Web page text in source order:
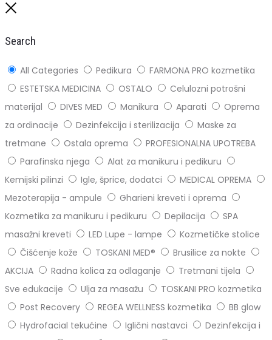
Search
All Categories Pedikura
FARMONA PRO kozmetika
ESTETSKA MEDICINA
OSTALO
Celulozni potrošni
materijal
DIVES MED Manikura Aparati
Oprema
za ordinacije
Dezinfekcija i sterilizacija
Maske za
tretmane
Ostala oprema
PROFESIONALNA UPOTREBA
Parafinska njega
Alat za manikuru i pedikuru
Kemijski pilinzi
Igle, šprice, dodatci
MEDICAL OPREMA
Mezoterapija - ampule
Gharieni kreveti i oprema
Kozmetika za manikuru i pedikuru
Depilacija
SPA
masažni kreveti
LED Lupe - lampe
Kozmetičke stolice
Čišćenje kože
TOSKANI MED®️
Brusilice za nokte
AKCIJA
Radna kolica za odlaganje
Tretmani tijela
Sve edukacije
Ulja za masažu
TOSKANI PRO kozmetika
Post Recovery
REGEA WELLNESS kozmetika
BB glow
Hydrofacial tekućine
Iglični nastavci
Dezinfekcija i